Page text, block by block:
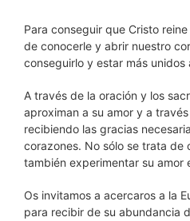
Para conseguir que Cristo
de conocerle y abrir nuestro
conseguirlo y estar más unidos
A través de la oración y los
aproximan a su amor y a
recibiendo las gracias
corazones. No sólo se trata de
también experimentar su amor
Os invitamos a acercaros a la
para recibir de su abundancia